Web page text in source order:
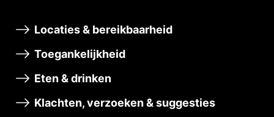
Locaties & bereikbaarheid
Toegankelijkheid
Eten & drinken
Klachten, verzoeken & suggesties